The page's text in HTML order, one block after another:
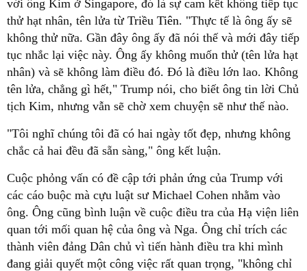
với ông Kim ở Singapore, đó là sự cam kết không tiếp tục
thử hạt nhân, tên lửa từ Triều Tiên. "Thực tế là ông ấy sẽ
không thử nữa. Gần đây ông ấy đã nói thế và mới đây tiếp
tục nhắc lại việc này. Ông ấy không muốn thử (tên lửa hạt
nhân) và sẽ không làm điều đó. Đó là điều lớn lao. Không
tên lửa, chẳng gì hết," Trump nói, cho biết ông tin lời Chủ
tịch Kim, nhưng vẫn sẽ chờ xem chuyện sẽ như thế nào.
"Tôi nghĩ chúng tôi đã có hai ngày tốt đẹp, nhưng không
chắc cả hai đều đã sẵn sàng," ông kết luận.
Cuộc phỏng vấn có đề cập tới phản ứng của Trump với
các cáo buộc mà cựu luật sư Michael Cohen nhằm vào
ông. Ông cũng bình luận về cuộc điều tra của Hạ viện liên
quan tới mối quan hệ của ông và Nga. Ông chỉ trích các
thành viên đảng Dân chủ vì tiến hành điều tra khi mình
đang giải quyết một công việc rất quan trọng, "không chỉ